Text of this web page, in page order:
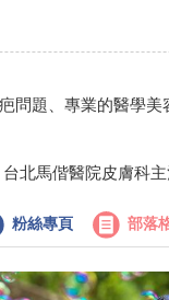
問題、專業的醫學美
北馬偕醫院皮膚科
粉絲專頁 部落